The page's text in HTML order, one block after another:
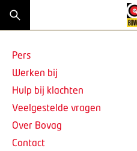
Pers
Werken bij
Hulp bij klachten
Veelgestelde vragen
Over Bovag
Contact